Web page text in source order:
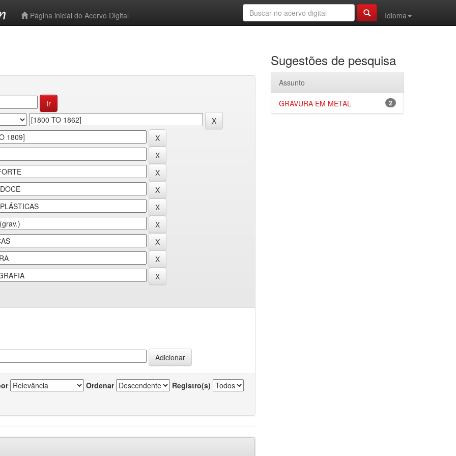
Página inicial do Acervo Digital
Idioma
Ordenar Registro(s)
Sugestões de pesquisa
Assunto
2
GRAVURA EM METAL